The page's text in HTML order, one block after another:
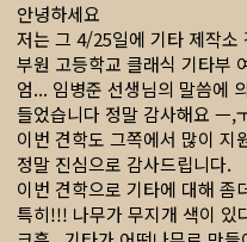
안녕하세요
저는 그 4/25일에 기타 제작소
부원 고등학교 클래식 기타부
엄... 임병준 선생님의 말씀에
들었습니다 정말 감사해요 ㅡ,
이번 견학도 그쪽에서 많이 지
정말 진심으로 감사드립니다.
이번 견학으로 기타에 대해 좀
특히!!! 나무가 무지개 색이 있